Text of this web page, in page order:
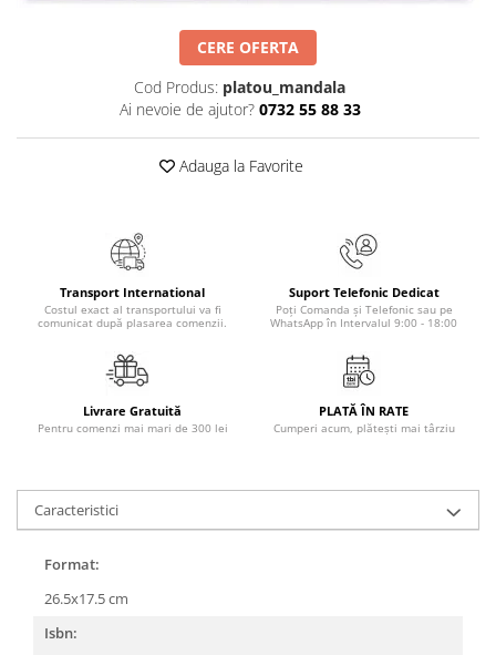
Religie
Vindecare Spirituala
Gastronomik
Medicina & Farmacie
CERE OFERTA
Cod Produs: platou_mandala
Ai nevoie de ajutor? 0732 55 88 33
Adauga la Favorite
Transport International
Costul exact al transportului va fi
comunicat după plasarea comenzii.
Suport Telefonic Dedicat
Poți Comanda și Telefonic sau pe
WhatsApp în Intervalul 9:00 - 18:00
Livrare Gratuită
Pentru comenzi mai mari de 300 lei
PLATĂ ÎN RATE
Cumperi acum, plătești mai târziu
Caracteristici
Format:
26.5x17.5 cm
Isbn: